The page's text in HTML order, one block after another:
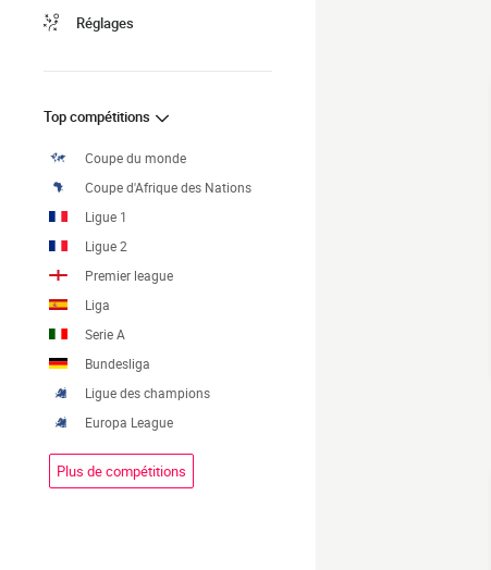
Réglages
Top compétitions
Coupe du monde
Coupe d'Afrique des Nations
Ligue 1
Ligue 2
Premier league
Liga
Serie A
Bundesliga
Ligue des champions
Europa League
Plus de compétitions